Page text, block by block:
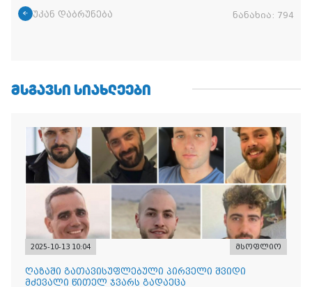
უკან დაბრუნება ნანახია: 794
ᲛᲡᲒᲐᲕᲡᲘ ᲡᲘᲐᲮᲚᲔᲔᲑᲘ
2025-10-13 10:04 მსოფლიო
ღაზაში გათავისუფლებული პირველი შვიდი
მძევალი წითელ ჯვარს გადაეცა